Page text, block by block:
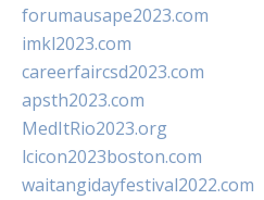
forumausape2023.com
imkl2023.com
careerfaircsd2023.com
apsth2023.com
MedItRio2023.org
lcicon2023boston.com
waitangidayfestival2022.com